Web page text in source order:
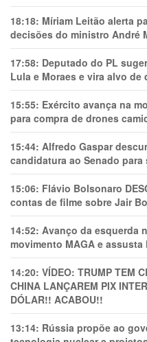
18:18: Míriam Leitão alerta
decisões do ministro André
17:58: Deputado do PL
Lula e Moraes e vira alvo de
15:55: Exército avança na
para compra de drones
15:44: Alfredo Gaspar
candidatura ao Senado
15:06: Flávio Bolsonaro
contas de filme sobre Jair
14:52: Avanço da esquerda
movimento MAGA e assusta
14:20: VÍDEO: TRUMP TEM
CHINA LANÇAREM PIX
DÓLAR!! ACABOU!!
13:14: Rússia propõe ao